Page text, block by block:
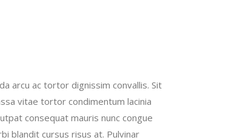
arcu ac tortor dignissim convallis. Sit
vitae tortor condimentum lacinia
consequat mauris nunc congue
blandit cursus risus at. Pulvinar